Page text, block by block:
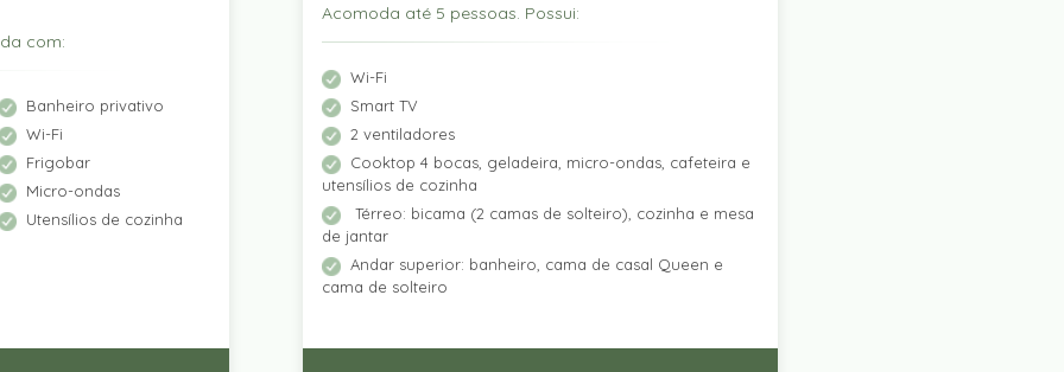
com:
Banheiro privativo
Wi-Fi
Frigobar
Micro-ondas
Utensílios de cozinha
Acomoda até 5 pessoas. Possui:
Wi-Fi
Smart TV
2 ventiladores
Cooktop 4 bocas, geladeira, micro-ondas, cafeteira e
utensílios de cozinha
Térreo: bicama (2 camas de solteiro), cozinha e mesa
de jantar
Andar superior: banheiro, cama de casal Queen e
cama de solteiro